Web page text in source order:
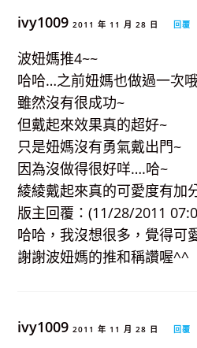
ivy10092011 年 11 月 28 日 回覆
波妞媽推4~~
哈哈…之前妞媽也做過一次
雖然沒有很成功~
但戴起來效果真的超好~
只是妞媽沒有勇氣戴出門~
因為沒做得很好咩….哈~
綾綾戴起來真的可愛度有加
版主回覆：(11/28/2011
哈哈，我沒想很多，覺得可
謝謝波妞媽的推和稱讚喔^^
ivy10092011 年 11 月 28 日 回覆